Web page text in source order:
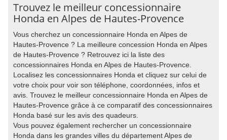
Trouvez le meilleur concessionnaire
Honda en Alpes de Hautes-Provence
Vous cherchez un concessionnaire Honda en Alpes de
Hautes-Provence ? La meilleure concession Honda en Alpes
de Hautes-Provence ? Retrouvez ici la liste des
concessionnaires Honda en Alpes de Hautes-Provence.
Localisez les concessionnaires Honda et cliquez sur celui de
votre choix pour voir son téléphone, coordonnées, infos et
avis. Trouvez le meilleur concessionnaire Honda en Alpes de
Hautes-Provence grâce à ce comparatif des concessionnaires
Honda basé sur les avis des quadeurs.
Vous pouvez également rechercher un concessionnaire
Honda dans les grandes villes du département Alpes de